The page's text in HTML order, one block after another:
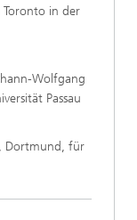
Toronto in der
Wolfgang
Passau
Dortmund, für